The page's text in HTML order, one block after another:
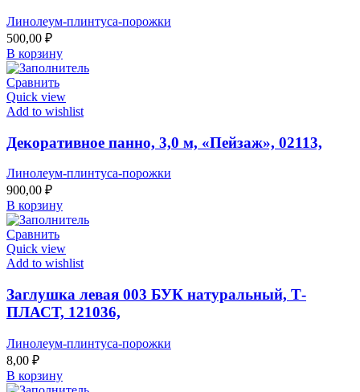
Линолеум-плинтуса-порожки
500,00 ₽
В корзину
Сравнить
Quick view
Add to wishlist
Декоративное панно, 3,0 м, «Пейзаж», 02113,
Линолеум-плинтуса-порожки
900,00 ₽
В корзину
Сравнить
Quick view
Add to wishlist
Заглушка левая 003 БУК натуральный, Т-
ПЛАСТ, 121036,
Линолеум-плинтуса-порожки
8,00 ₽
В корзину